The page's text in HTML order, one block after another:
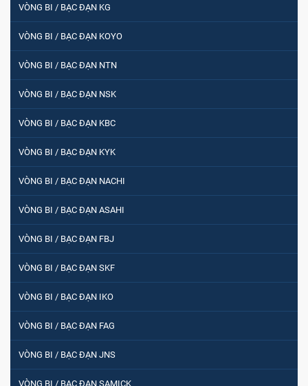
VÒNG BI / BẠC ĐẠN KG
VÒNG BI / BẠC ĐẠN KOYO
VÒNG BI / BẠC ĐẠN NTN
VÒNG BI / BẠC ĐẠN NSK
VÒNG BI / BẠC ĐẠN KBC
VÒNG BI / BẠC ĐẠN KYK
VÒNG BI / BẠC ĐẠN NACHI
VÒNG BI / BẠC ĐẠN ASAHI
VÒNG BI / BẠC ĐẠN FBJ
VÒNG BI / BẠC ĐẠN SKF
VÒNG BI / BẠC ĐẠN IKO
VÒNG BI / BẠC ĐẠN FAG
VÒNG BI / BẠC ĐẠN JNS
VÒNG BI / BẠC ĐẠN SAMICK